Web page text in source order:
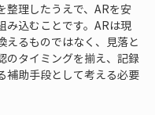
整理したうえで、ARを安
み込むことです。ARは現
えるものではなく、見落と
のタイミングを揃え、記録
補助手段として考える必要